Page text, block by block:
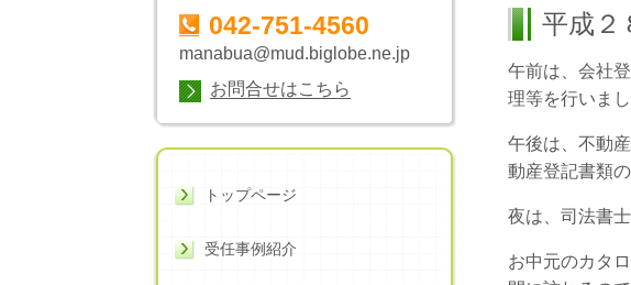
平成２
午前は、会社
理等を行いまし
午後は、不動
動産登記書類
夜は、司法書
お中元のカタ
042-751-4560
manabua@mud.biglobe.ne.jp
お問合せはこちら
トップページ
受任事例紹介